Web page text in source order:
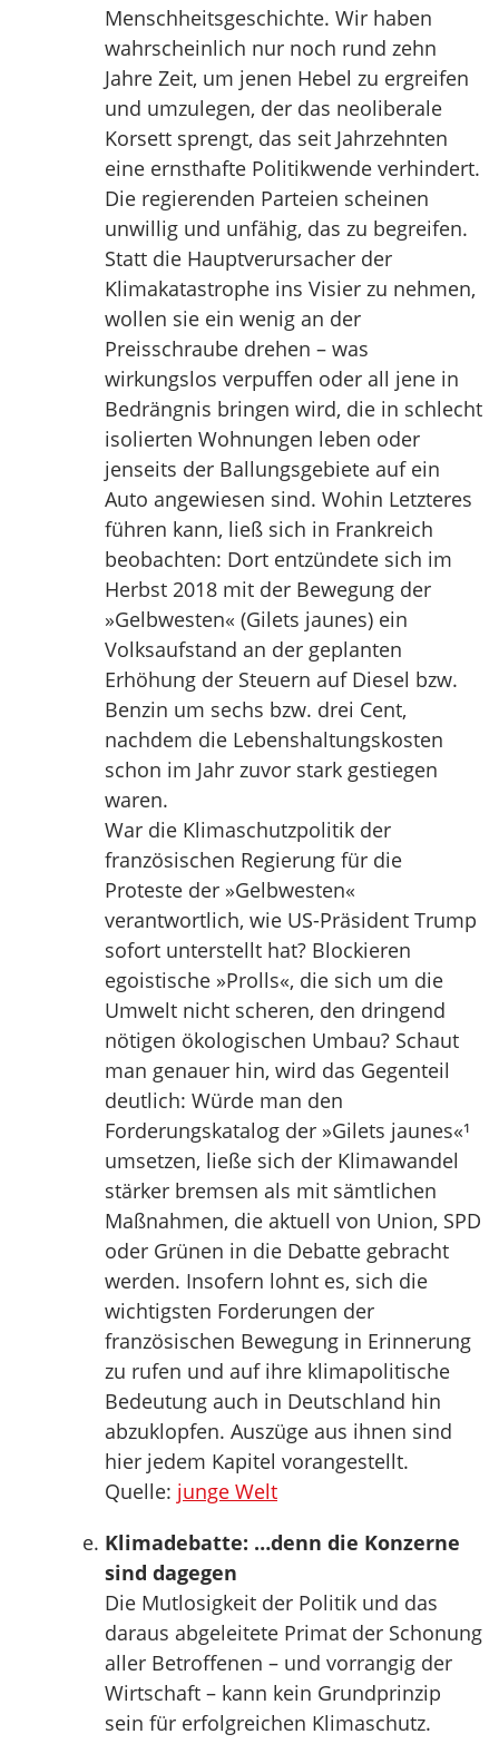
Menschheitsgeschichte. Wir haben
wahrscheinlich nur noch rund zehn
Jahre Zeit, um jenen Hebel zu ergreifen
und umzulegen, der das neoliberale
Korsett sprengt, das seit Jahrzehnten
eine ernsthafte Politikwende verhindert.
Die regierenden Parteien scheinen
unwillig und unfähig, das zu begreifen.
Statt die Hauptverursacher der
Klimakatastrophe ins Visier zu nehmen,
wollen sie ein wenig an der
Preisschraube drehen – was
wirkungslos verpuffen oder all jene in
Bedrängnis bringen wird, die in schlecht
isolierten Wohnungen leben oder
jenseits der Ballungsgebiete auf ein
Auto angewiesen sind. Wohin Letzteres
führen kann, ließ sich in Frankreich
beobachten: Dort entzündete sich im
Herbst 2018 mit der Bewegung der
»Gelbwesten« (Gilets jaunes) ein
Volksaufstand an der geplanten
Erhöhung der Steuern auf Diesel bzw.
Benzin um sechs bzw. drei Cent,
nachdem die Lebenshaltungskosten
schon im Jahr zuvor stark gestiegen
waren.
War die Klimaschutzpolitik der
französischen Regierung für die
Proteste der »Gelbwesten«
verantwortlich, wie US-Präsident Trump
sofort unterstellt hat? Blockieren
egoistische »Prolls«, die sich um die
Umwelt nicht scheren, den dringend
nötigen ökologischen Umbau? Schaut
man genauer hin, wird das Gegenteil
deutlich: Würde man den
Forderungskatalog der »Gilets jaunes«¹
umsetzen, ließe sich der Klimawandel
stärker bremsen als mit sämtlichen
Maßnahmen, die aktuell von Union, SPD
oder Grünen in die Debatte gebracht
werden. Insofern lohnt es, sich die
wichtigsten Forderungen der
französischen Bewegung in Erinnerung
zu rufen und auf ihre klimapolitische
Bedeutung auch in Deutschland hin
abzuklopfen. Auszüge aus ihnen sind
hier jedem Kapitel vorangestellt.
Quelle: junge Welt
Klimadebatte: …denn die Konzerne
sind dagegen
Die Mutlosigkeit der Politik und das
daraus abgeleitete Primat der Schonung
aller Betroffenen – und vorrangig der
Wirtschaft – kann kein Grundprinzip
sein für erfolgreichen Klimaschutz.